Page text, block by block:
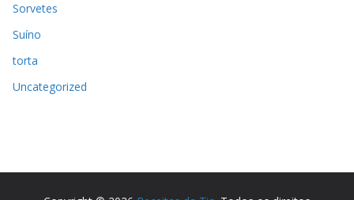
Sorvetes
Suíno
torta
Uncategorized